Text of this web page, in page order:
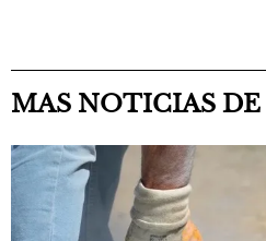
MAS NOTICIAS